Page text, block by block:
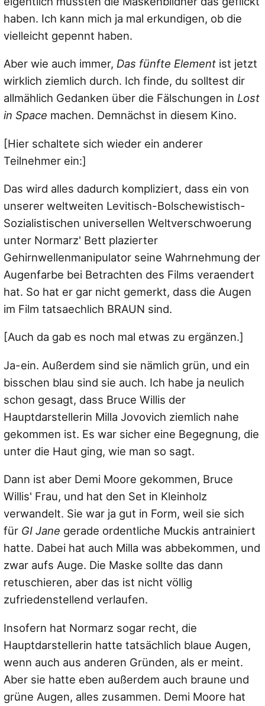
haben. Ich kann mich ja mal erkundigen, ob die
vielleicht gepennt haben.
Aber wie auch immer, Das fünfte Element ist jetzt
wirklich ziemlich durch. Ich finde, du solltest dir
allmählich Gedanken über die Fälschungen in Lost
in Space machen. Demnächst in diesem Kino.
[Hier schaltete sich wieder ein anderer
Teilnehmer ein:]
Das wird alles dadurch kompliziert, dass ein von
unserer weltweiten Levitisch-Bolschewistisch-
Sozialistischen universellen Weltverschwoerung
unter Normarz' Bett plazierter
Gehirnwellenmanipulator seine Wahrnehmung der
Augenfarbe bei Betrachten des Films veraendert
hat. So hat er gar nicht gemerkt, dass die Augen
im Film tatsaechlich BRAUN sind.
[Auch da gab es noch mal etwas zu ergänzen.]
Ja-ein. Außerdem sind sie nämlich grün, und ein
bisschen blau sind sie auch. Ich habe ja neulich
schon gesagt, dass Bruce Willis der
Hauptdarstellerin Milla Jovovich ziemlich nahe
gekommen ist. Es war sicher eine Begegnung, die
unter die Haut ging, wie man so sagt.
Dann ist aber Demi Moore gekommen, Bruce
Willis' Frau, und hat den Set in Kleinholz
verwandelt. Sie war ja gut in Form, weil sie sich
für GI Jane gerade ordentliche Muckis antrainiert
hatte. Dabei hat auch Milla was abbekommen, und
zwar aufs Auge. Die Maske sollte das dann
retuschieren, aber das ist nicht völlig
zufriedenstellend verlaufen.
Insofern hat Normarz sogar recht, die
Hauptdarstellerin hatte tatsächlich blaue Augen,
wenn auch aus anderen Gründen, als er meint.
Aber sie hatte eben außerdem auch braune und
grüne Augen, alles zusammen. Demi Moore hat